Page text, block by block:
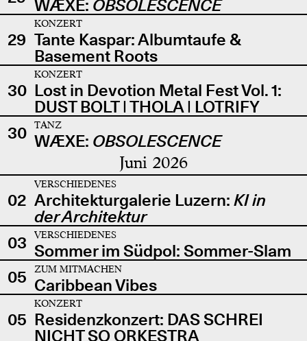
WÆXE: OBSOLESCENCE
29
KONZERT
Tante Kaspar: Albumtaufe &
Basement Roots
30
KONZERT
Lost in Devotion Metal Fest Vol. 1:
DUST BOLT | THOLA | LOTRIFY
30
TANZ
WÆXE: OBSOLESCENCE
Juni 2026
02
VERSCHIEDENES
Architekturgalerie Luzern: KI in
der Architektur
03
VERSCHIEDENES
Sommer im Südpol: Sommer-Slam
05
ZUM MITMACHEN
Caribbean Vibes
05
KONZERT
Residenzkonzert: DAS SCHREI
NICHT SO ORKESTRA